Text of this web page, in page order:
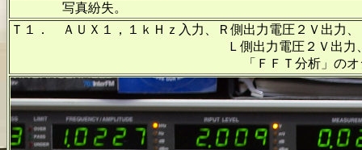
写真紛失。
Ｔ１． ＡＵＸ１，１ｋＨｚ入力、Ｒ側出力電圧２Ｖ出力
Ｌ側出力電圧２Ｖ出力、 ０．０
「ＦＦＴ分析」のオシロのカーソル周